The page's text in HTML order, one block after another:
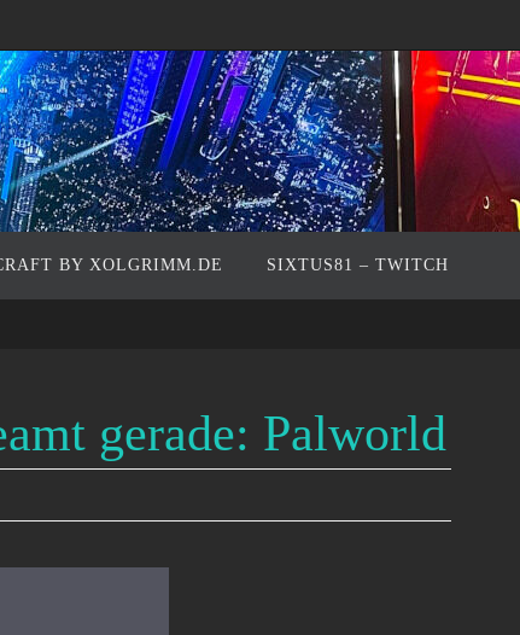
BY XOLGRIMM.DE SIXTUS81 – TWITCH
gerade: Palworld